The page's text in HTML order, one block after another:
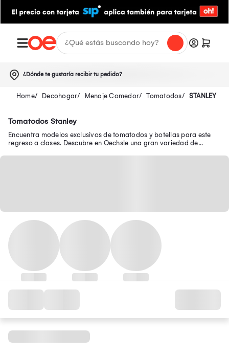
¿Dónde te gustaría recibir tu pedido?
Decohogar Menaje Comedor Tomatodos STANLEY
Tomatodos Stanley
Encuentra modelos exclusivos de tomatodos y botellas para este
regreso a clases. Descubre en Oechsle una gran variedad de